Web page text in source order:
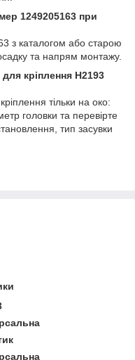
1249205163 при
з каталогом або старою
та напрям монтажу.
кріплення H2193
тільки на око:
головки та перевірте
тип засувки